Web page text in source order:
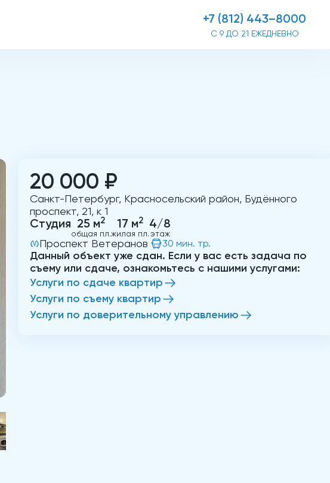
+7 (812) 443–8000
С 9 ДО 21 ЕЖЕДНЕВНО
20 000 ₽
Санкт-Петербург, Красносельский район, Будённого
проспект, 21, к 1
Студия 25 м2
общая пл.
17 м2
жилая пл.
4/8
этаж
Проспект Ветеранов 30 мин. тр.
Данный объект уже сдан. Если у вас есть задача по
съему или сдаче, ознакомьтесь с нашими услугами:
Услуги по сдаче квартир
Услуги по съему квартир
Услуги по доверительному управлению